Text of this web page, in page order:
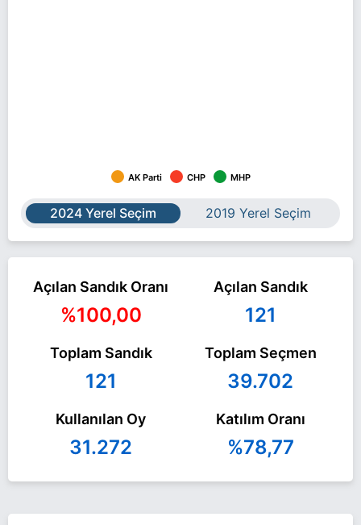
AK Parti CHP MHP
2024 Yerel Seçim 2019 Yerel Seçim
Açılan Sandık Oranı
%100,00
Açılan Sandık
121
Toplam Sandık
121
Toplam Seçmen
39.702
Kullanılan Oy
31.272
Katılım Oranı
%78,77